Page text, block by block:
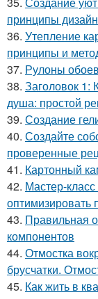
принципы
36. Утепление
принципы и
37. Рулоны
38. Заголовок 1:
душа: простой
39. Создание
40. Создайте
проверенные
41. Картонный
42. Мастер-
оптимизировать
43. Правильная
компонентов
44. Отмостка
брусчатки.
45. Как жить в